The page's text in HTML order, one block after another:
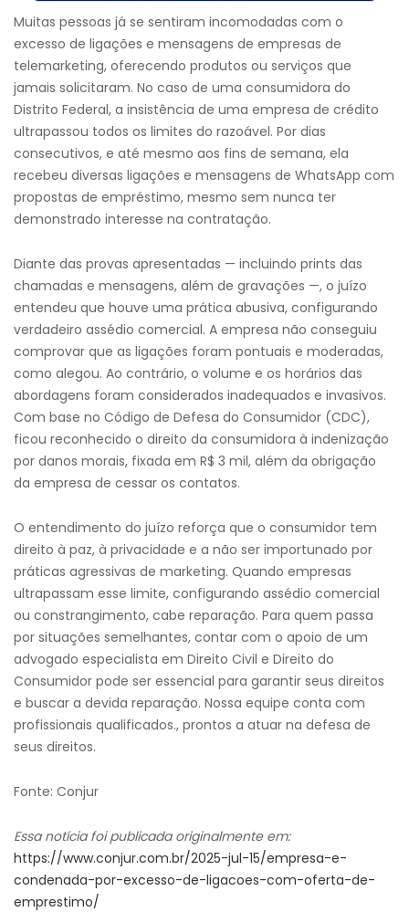
Muitas pessoas já se sentiram incomodadas com o
excesso de ligações e mensagens de empresas de
telemarketing, oferecendo produtos ou serviços que
jamais solicitaram. No caso de uma consumidora do
Distrito Federal, a insistência de uma empresa de crédito
ultrapassou todos os limites do razoável. Por dias
consecutivos, e até mesmo aos fins de semana, ela
recebeu diversas ligações e mensagens de WhatsApp com
propostas de empréstimo, mesmo sem nunca ter
demonstrado interesse na contratação.
Diante das provas apresentadas — incluindo prints das
chamadas e mensagens, além de gravações —, o juízo
entendeu que houve uma prática abusiva, configurando
verdadeiro assédio comercial. A empresa não conseguiu
comprovar que as ligações foram pontuais e moderadas,
como alegou. Ao contrário, o volume e os horários das
abordagens foram considerados inadequados e invasivos.
Com base no Código de Defesa do Consumidor (CDC),
ficou reconhecido o direito da consumidora à indenização
por danos morais, fixada em R$ 3 mil, além da obrigação
da empresa de cessar os contatos.
O entendimento do juízo reforça que o consumidor tem
direito à paz, à privacidade e a não ser importunado por
práticas agressivas de marketing. Quando empresas
ultrapassam esse limite, configurando assédio comercial
ou constrangimento, cabe reparação. Para quem passa
por situações semelhantes, contar com o apoio de um
advogado especialista em Direito Civil e Direito do
Consumidor pode ser essencial para garantir seus direitos
e buscar a devida reparação. Nossa equipe conta com
profissionais qualificados., prontos a atuar na defesa de
seus direitos.
Fonte: Conjur
Essa notícia foi publicada originalmente em:
https://www.conjur.com.br/2025-jul-15/empresa-e-
condenada-por-excesso-de-ligacoes-com-oferta-de-
emprestimo/